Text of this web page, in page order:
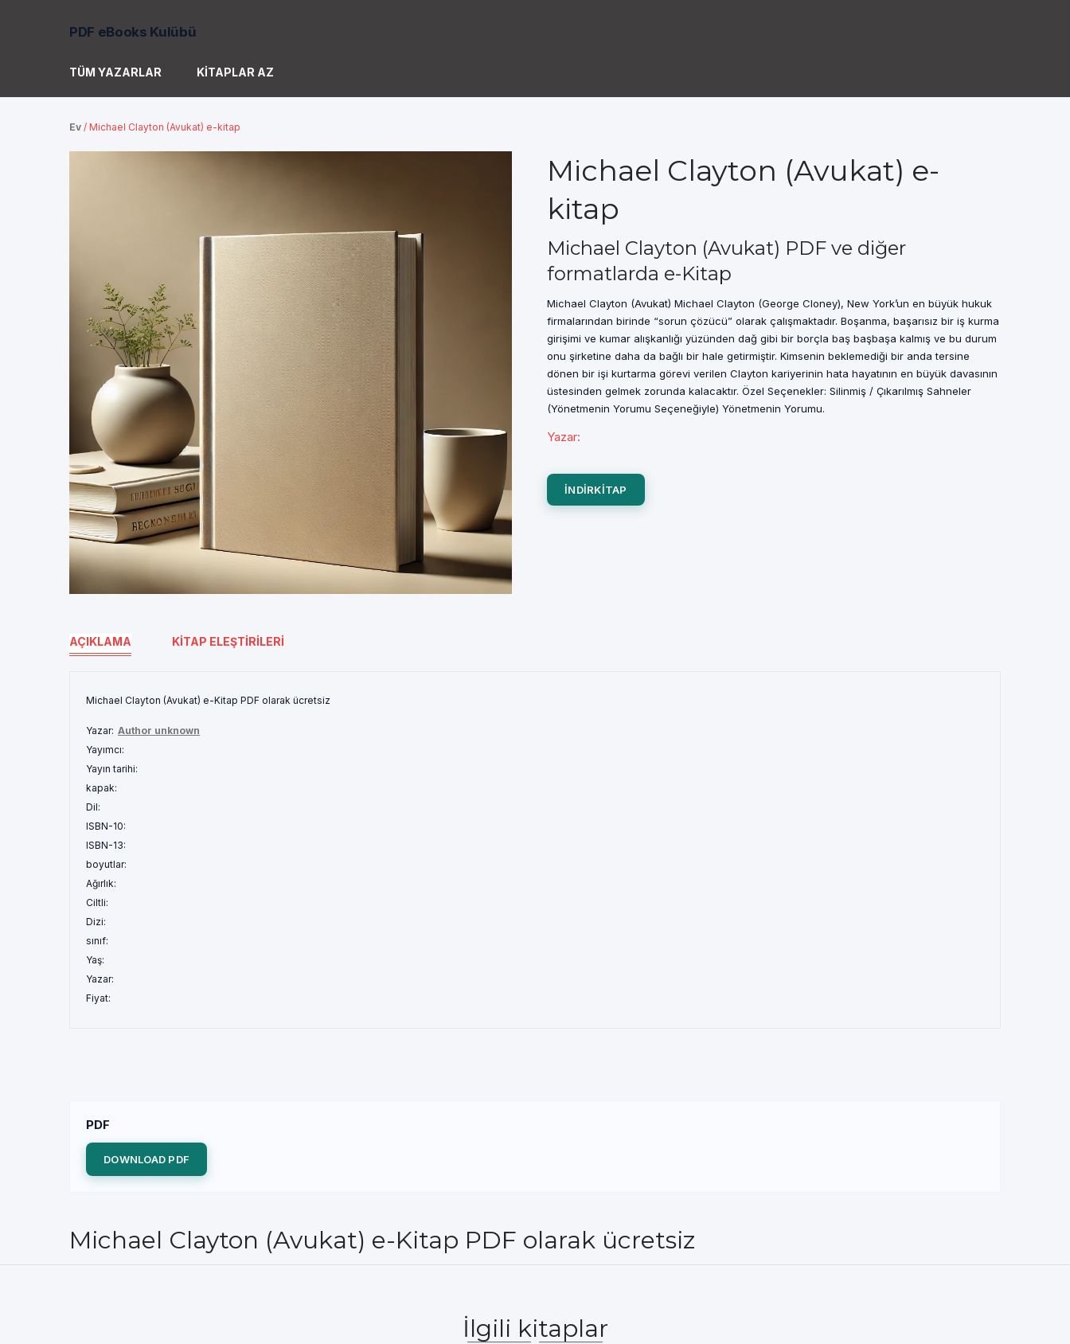
PDF eBooks Kulübü
TÜM YAZARLAR KITAPLAR AZ
Ev / Michael Clayton (Avukat) e-kitap
Michael Clayton (Avukat) e-
kitap
Michael Clayton (Avukat) PDF ve diğer
formatlarda e-Kitap
Michael Clayton (Avukat) Michael Clayton (George Cloney), New York’un en büyük hukuk
firmalarından birinde “sorun çözücü” olarak çalışmaktadır. Boşanma, başarısız bir iş kurma
girişimi ve kumar alışkanlığı yüzünden dağ gibi bir borçla baş başbaşa kalmış ve bu durum
onu şirketine daha da bağlı bir hale getirmiştir. Kimsenin beklemediği bir anda tersine
dönen bir işi kurtarma görevi verilen Clayton kariyerinin hata hayatının en büyük davasının
üstesinden gelmek zorunda kalacaktır. Özel Seçenekler: Silinmiş / Çıkarılmış Sahneler
(Yönetmenin Yorumu Seçeneğiyle) Yönetmenin Yorumu.
Yazar:
INDIRKITAP
AÇIKLAMA KITAP ELEŞTIRILERI
Michael Clayton (Avukat) e-Kitap PDF olarak ücretsiz
Yazar: Author unknown
Yayımcı:
Yayın tarihi:
kapak:
Dil:
ISBN-10:
ISBN-13:
boyutlar:
Ağırlık:
Ciltli:
Dizi:
sınıf:
Yaş:
Yazar:
Fiyat:
PDF
DOWNLOAD PDF
Michael Clayton (Avukat) e-Kitap PDF olarak ücretsiz
İlgili kitaplar